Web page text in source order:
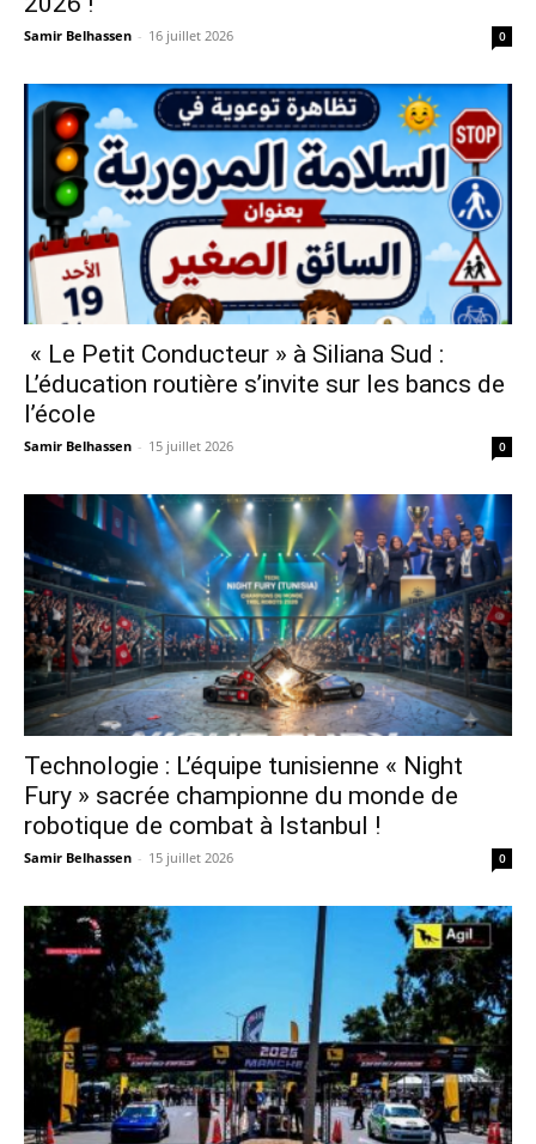
Samir Belhassen - 16 juillet 2026 0
« Le Petit Conducteur » à Siliana Sud :
L’éducation routière s’invite sur les bancs de
l’école
Samir Belhassen - 15 juillet 2026 0
Technologie : L’équipe tunisienne « Night
Fury » sacrée championne du monde de
robotique de combat à Istanbul !
Samir Belhassen - 15 juillet 2026 0